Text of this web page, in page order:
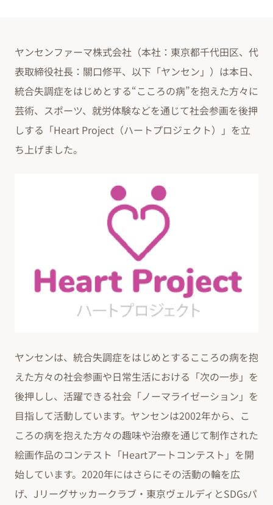
ヤンセンファーマ株式会社（本社：東京都千代田区、代
表取締役社長：關口修平、以下「ヤンセン」）は本日、
統合失調症をはじめとする“こころの病”を抱えた方々に
芸術、スポーツ、就労体験などを通じて社会参画を後押
しする「Heart Project（ハートプロジェクト）」を立
ち上げました。
ヤンセンは、統合失調症をはじめとするこころの病を抱
えた方々の社会参画や日常生活における「次の一歩」を
後押しし、活躍できる社会「ノーマライゼーション」を
目指して活動しています。ヤンセンは2002年から、こ
ころの病を抱えた方々の趣味や治療を通じて制作された
絵画作品のコンテスト「Heartアートコンテスト」を開
始しています。2020年にはさらにその活動の輪を広
げ、Jリーグサッカークラブ・東京ヴェルディとSDGsパ